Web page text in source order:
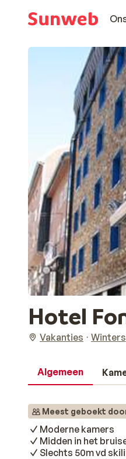
Hotel
Vakanties
Algemeen
Meest geboekt
Moderne kamers
Midden in het
Slechts 50m vd